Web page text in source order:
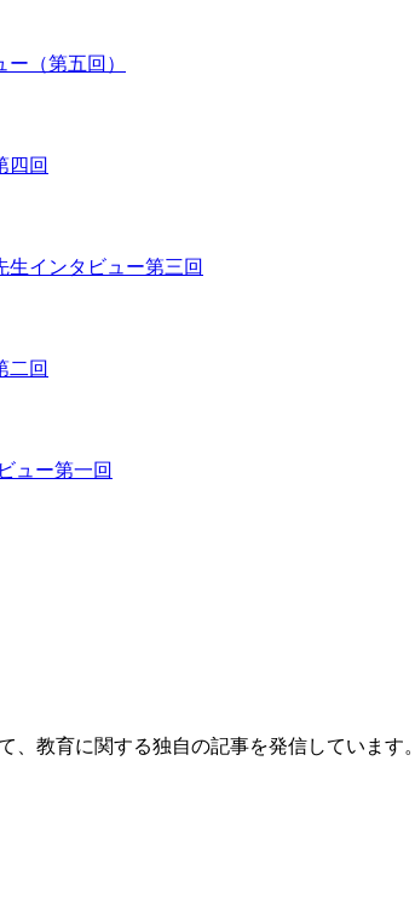
（第五回）
四回
生インタビュー第三回
二回
ュー第一回
教育に関する独自の記事を発信しています。